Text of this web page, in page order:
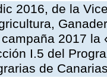
2016, de la
2017
I.5 del
de